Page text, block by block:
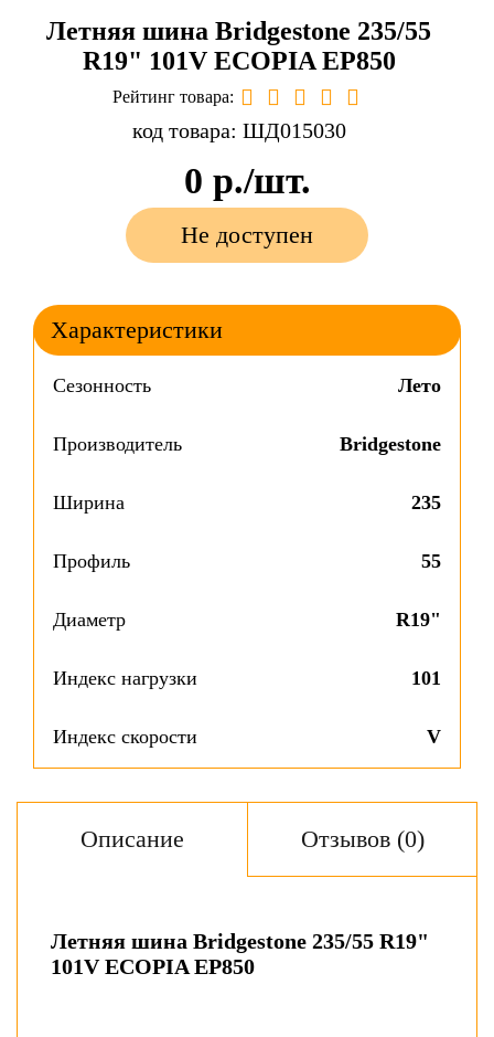
Летняя шина Bridgestone 235/55
R19" 101V ECOPIA EP850
Рейтинг товара:
код товара: ШД015030
0 р./шт.
Не доступен
Характеристики
Сезонность Лето
Производитель Bridgestone
Ширина 235
Профиль 55
Диаметр R19"
Индекс нагрузки 101
Индекс скорости V
Описание Отзывов (0)
Летняя шина Bridgestone 235/55 R19"
101V ECOPIA EP850